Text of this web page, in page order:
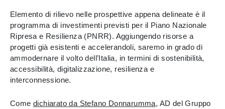
Elemento di rilievo nelle prospettive appena delineate è il
programma di investimenti previsti per il Piano Nazionale
Ripresa e Resilienza (PNRR). Aggiungendo risorse a
progetti già esistenti e accelerandoli, saremo in grado di
ammodernare il volto dell’Italia, in termini di sostenibilità,
accessibilità, digitalizzazione, resilienza e
interconnessione.
Come dichiarato da Stefano Donnarumma, AD del Gruppo